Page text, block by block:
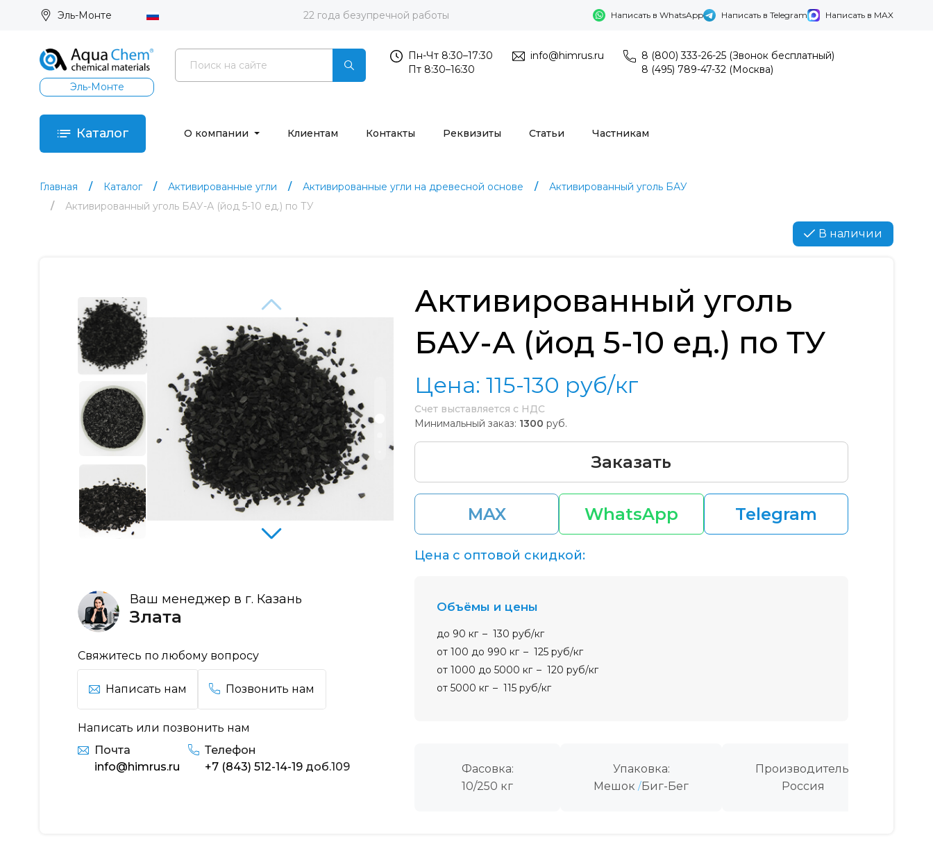
Эль-Монте 22 года безупречной работы Написать в WhatsApp Написать в Telegram Написать в MAX
Эль-Монте
Пн-Чт 8:30–17:30
Пт 8:30–16:30
info@himrus.ru
8 (800) 333-26-25 (Звонок бесплатный)
8 (495) 789-47-32 (Москва)
Каталог О компании Клиентам Контакты Реквизиты Статьи Частникам
Главная Каталог Активированные угли Активированные угли на древесной основе
Активированный уголь БАУ
Активированный уголь БАУ-А (йод 5-10 ед.) по ТУ
В наличии
Ваш менеджер в г. Казань
Злата
Свяжитесь по любому вопросу
Написать нам Позвонить нам
Написать или позвонить нам
Почта
info@himrus.ru
Телефон
+7 (843) 512-14-19 доб.109
Активированный уголь
БАУ-А (йод 5-10 ед.) по ТУ
Цена: 115-130 руб/кг
Счет выставляется с НДС
Минимальный заказ: 1300 руб.
Заказать
MAX WhatsApp Telegram
Фасовка:
10/250 кг
Упаковка:
Мешок Биг-Бег
Производитель:
Россия
Цена с оптовой скидкой:
Объёмы и цены
до 90 кг
130 руб/кг
от 100 до 990 кг
125 руб/кг
от 1000 до 5000 кг
120 руб/кг
от 5000 кг
115 руб/кг